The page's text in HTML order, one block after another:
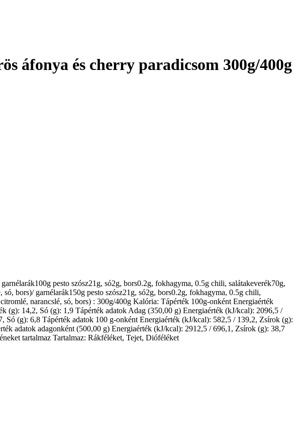
áfonya és cherry paradicsom 300g/400g
pesto szósz21g, só2g, bors0.2g, fokhagyma, 0.5g chili, salátakeverék70g,
bors)/ garnélarák150g pesto szósz21g, só2g, bors0.2g, fokhagyma, 0.5g chili,
narancslé, só, bors) : 300g/400g Kalória: Tápérték 100g-onként Energiaérték
14,2, Só (g): 1,9 Tápérték adatok Adag (350,00 g) Energiaérték (kJ/kcal): 2096,5 /
(g): 6,8 Tápérték adatok 100 g-onként Energiaérték (kJ/kcal): 582,5 / 139,2, Zsírok (g):
adatok adagonként (500,00 g) Energiaérték (kJ/kcal): 2912,5 / 696,1, Zsírok (g): 38,7
tartalmaz Tartalmaz: Rákféléket, Tejet, Dióféléket